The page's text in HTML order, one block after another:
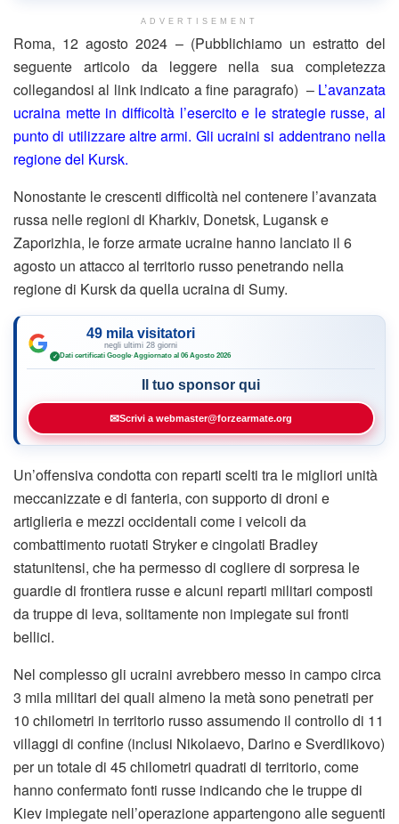
ADVERTISEMENT
Roma, 12 agosto 2024 – (Pubblichiamo un estratto del
seguente articolo da leggere nella sua completezza
collegandosi al link indicato a fine paragrafo) – L’avanzata
ucraina mette in difficoltà l’esercito e le strategie russe, al
punto di utilizzare altre armi. Gli ucraini si addentrano nella
regione del Kursk.
Nonostante le crescenti difficoltà nel contenere l’avanzata
russa nelle regioni di Kharkiv, Donetsk, Lugansk e
Zaporizhia, le forze armate ucraine hanno lanciato il 6
agosto un attacco al territorio russo penetrando nella
regione di Kursk da quella ucraina di Sumy.
49 mila visitatori
negli ultimi 28 giorni
✓ Dati certificati Google·Aggiornato al 06 Agosto 2026
Il tuo sponsor qui
✉Scrivi a webmaster@forzearmate.org
Un’offensiva condotta con reparti scelti tra le migliori unità
meccanizzate e di fanteria, con supporto di droni e
artiglieria e mezzi occidentali come i veicoli da
combattimento ruotati Stryker e cingolati Bradley
statunitensi, che ha permesso di cogliere di sorpresa le
guardie di frontiera russe e alcuni reparti militari composti
da truppe di leva, solitamente non impiegate sui fronti
bellici.
Nel complesso gli ucraini avrebbero messo in campo circa
3 mila militari dei quali almeno la metà sono penetrati per
10 chilometri in territorio russo assumendo il controllo di 11
villaggi di confine (inclusi Nikolaevo, Darino e Sverdlikovo)
per un totale di 45 chilometri quadrati di territorio, come
hanno confermato fonti russe indicando che le truppe di
Kiev impiegate nell’operazione appartengono alle seguenti